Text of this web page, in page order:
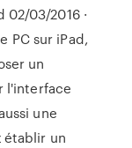
03/2016 ·
PC sur iPad,
un
l'interface
une
établir un